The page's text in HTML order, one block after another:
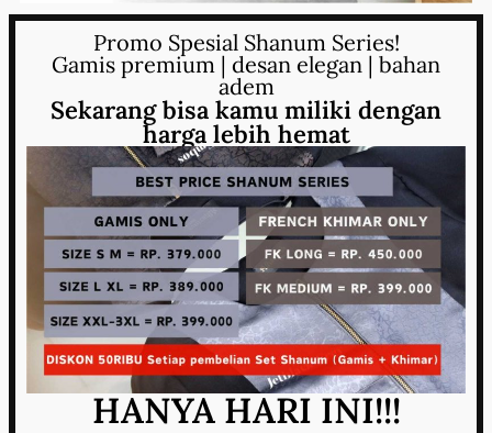
Promo Spesial Shanum Series!
Gamis premium | desan elegan | bahan
adem
Sekarang bisa kamu miliki dengan
harga lebih hemat
HANYA HARI INI!!!